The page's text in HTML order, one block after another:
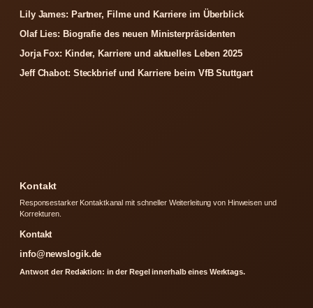
Lily James: Partner, Filme und Karriere im Überblick
Olaf Lies: Biografie des neuen Ministerpräsidenten
Jorja Fox: Kinder, Karriere und aktuelles Leben 2025
Jeff Chabot: Steckbrief und Karriere beim VfB Stuttgart
Kontakt
Responsestarker Kontaktkanal mit schneller Weiterleitung von Hinweisen und
Korrekturen.
Kontakt
info@newslogik.de
Antwort der Redaktion: in der Regel innerhalb eines Werktags.